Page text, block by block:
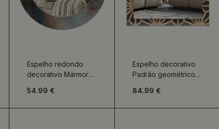
Espelho redondo
decorativo Mármores
54.99 €
Espelho decorativo
Padrão geométrico
84.99 €